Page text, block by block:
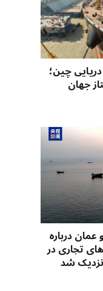
دریایی چین؛
جهان
درباره
تجاری در
نزدیک شد